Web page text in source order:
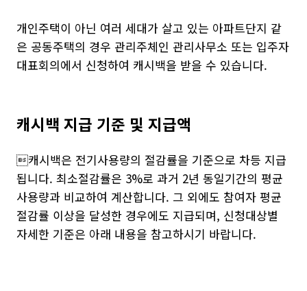
개인주택이 아닌 여러 세대가 살고 있는 아파트단지 같
은 공동주택의 경우 관리주체인 관리사무소 또는 입주자
대표회의에서 신청하여 캐시백을 받을 수 있습니다.
캐시백 지급 기준 및 지급액
캐시백은 전기사용량의 절감률을 기준으로 차등 지급
됩니다. 최소절감률은 3%로 과거 2년 동일기간의 평균
사용량과 비교하여 계산합니다. 그 외에도 참여자 평균
절감률 이상을 달성한 경우에도 지급되며, 신청대상별
자세한 기준은 아래 내용을 참고하시기 바랍니다.